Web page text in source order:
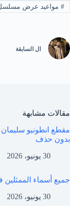
#مواعيد عرض
ال السابقة
مقالات مشابهة
بدون حذف
30 يونيو، 2026
جميع أسماء الممثلين في فيلم
30 يونيو، 2026